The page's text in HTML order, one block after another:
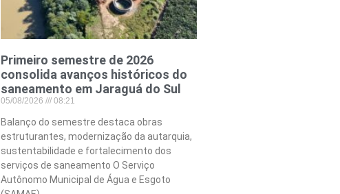
Primeiro semestre de 2026
consolida avanços históricos do
saneamento em Jaraguá do Sul
05/08/2026 08:21
Balanço do semestre destaca obras
estruturantes, modernização da autarquia,
sustentabilidade e fortalecimento dos
serviços de saneamento O Serviço
Autônomo Municipal de Água e Esgoto